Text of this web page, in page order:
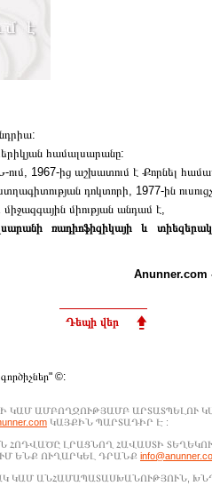
համալսարանը:
ում, 1967-ից աշխատում է Քորնել
դոկտորի, 1977-ին
միության անդամ է,
ռադիոֆիզիկայի և
Anunner.com
Դեպի վեր
©:
ԿԱՄ ԱՄԲՈՂՋՈՒԹՅԱՄԲ ԱՐՏԱՏՊԵԼՈՒ
ԿԱՅՔԻՆ ՊԱՐՏԱԴԻՐ Է :
ՀՈԴՎԱԾԸ ԼՐԱՑՆՈՂ ՀԱՎԱՍՏԻ
ԵՆՔ ՈՒՂԱՐԿԵԼ ԴՐԱՆՔ
ԿԱՄ ԱՆՀԱՄԱՊԱՏԱՍԽԱՆՈՒԹՅՈՒՆ,